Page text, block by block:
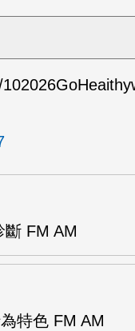
10
FM AM
特色 FM AM